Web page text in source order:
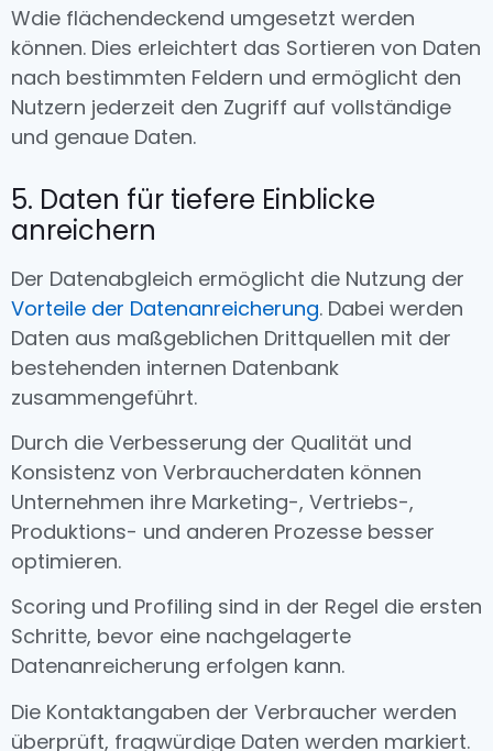
Wdie flächendeckend umgesetzt werden
können. Dies erleichtert das Sortieren von Daten
nach bestimmten Feldern und ermöglicht den
Nutzern jederzeit den Zugriff auf vollständige
und genaue Daten.
5. Daten für tiefere Einblicke
anreichern
Der Datenabgleich ermöglicht die Nutzung der
Vorteile der Datenanreicherung. Dabei werden
Daten aus maßgeblichen Drittquellen mit der
bestehenden internen Datenbank
zusammengeführt.
Durch die Verbesserung der Qualität und
Konsistenz von Verbraucherdaten können
Unternehmen ihre Marketing-, Vertriebs-,
Produktions- und anderen Prozesse besser
optimieren.
Scoring und Profiling sind in der Regel die ersten
Schritte, bevor eine nachgelagerte
Datenanreicherung erfolgen kann.
Die Kontaktangaben der Verbraucher werden
überprüft, fragwürdige Daten werden markiert.